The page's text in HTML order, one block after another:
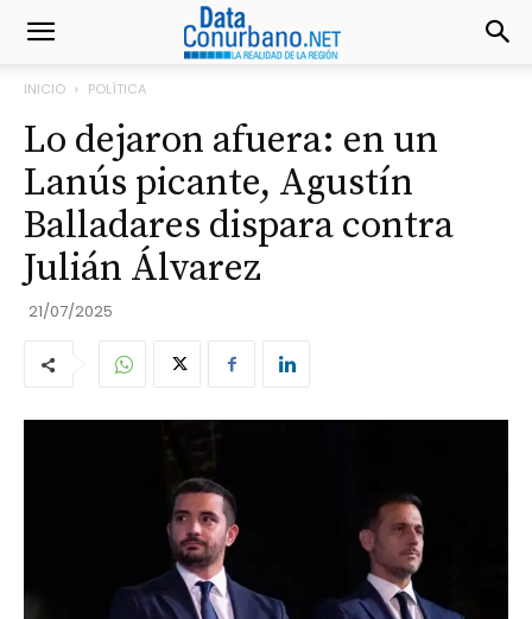
INICIO POLÍTICA
Lo dejaron afuera: en un
Lanús picante, Agustín
Balladares dispara contra
Julián Álvarez
21/07/2025